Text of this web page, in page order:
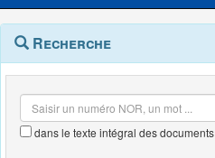
Navigation
outils
Menu
contextuel
Recherche
dans le texte intégral des documents